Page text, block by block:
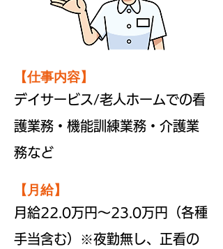
【仕事内容】
デイサービス/老人ホームでの看
護業務・機能訓練業務・介護業
務など
【月給】
月給22.0万円～23.0万円（各種
手当含む）※夜勤無し、正看の